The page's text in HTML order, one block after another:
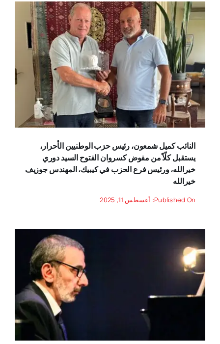
النائب كميل شمعون، رئيس حزب الوطنيين الأحرار،
يستقبل كلّاً من مفوض كسروان الفتوح السيد دوري
خيرالله، ورئيس فرع الحزب في كيبيك، المهندس جوزيف
خيرالله
Published On: أغسطس 11, 2025